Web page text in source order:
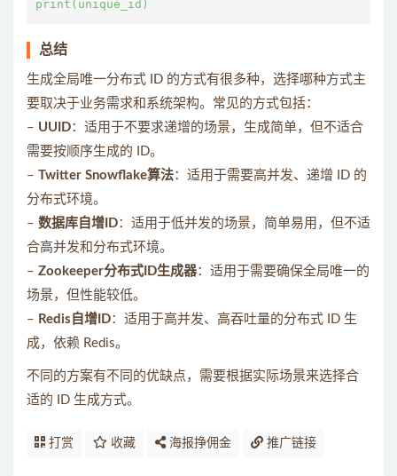
总结
生成全局唯一分布式 ID 的方式有很多种，选择哪种方式主
要取决于业务需求和系统架构。常见的方式包括：
– UUID：适用于不要求递增的场景，生成简单，但不适合
需要按顺序生成的 ID。
– Twitter Snowflake算法：适用于需要高并发、递增 ID 的
分布式环境。
– 数据库自增ID：适用于低并发的场景，简单易用，但不适
合高并发和分布式环境。
– Zookeeper分布式ID生成器：适用于需要确保全局唯一的
场景，但性能较低。
– Redis自增ID：适用于高并发、高吞吐量的分布式 ID 生
成，依赖 Redis。
不同的方案有不同的优缺点，需要根据实际场景来选择合
适的 ID 生成方式。
打赏 收藏 海报挣佣金 推广链接